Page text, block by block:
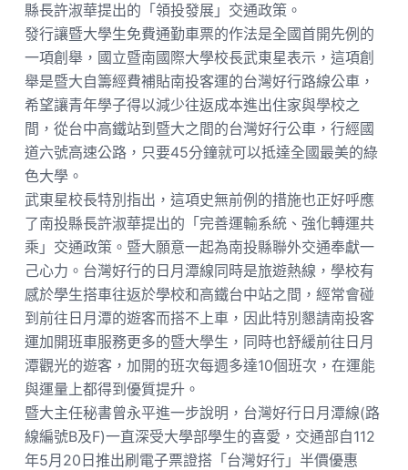
縣長許淑華提出的「領投發展」交通政策。
發行讓暨大學生免費通勤車票的作法是全國首開先例的
一項創舉，國立暨南國際大學校長武東星表示，這項創
舉是暨大自籌經費補貼南投客運的台灣好行路線公車，
希望讓青年學子得以減少往返成本進出住家與學校之
間，從台中高鐵站到暨大之間的台灣好行公車，行經國
道六號高速公路，只要45分鐘就可以抵達全國最美的綠
色大學。
武東星校長特別指出，這項史無前例的措施也正好呼應
了南投縣長許淑華提出的「完善運輸系統、強化轉運共
乘」交通政策。暨大願意一起為南投縣聯外交通奉獻一
己心力。台灣好行的日月潭線同時是旅遊熱線，學校有
感於學生搭車往返於學校和高鐵台中站之間，經常會碰
到前往日月潭的遊客而搭不上車，因此特別懇請南投客
運加開班車服務更多的暨大學生，同時也舒緩前往日月
潭觀光的遊客，加開的班次每週多達10個班次，在運能
與運量上都得到優質提升。
暨大主任秘書曾永平進一步說明，台灣好行日月潭線(路
線編號B及F)一直深受大學部學生的喜愛，交通部自112
年5月20日推出刷電子票證搭「台灣好行」半價優惠